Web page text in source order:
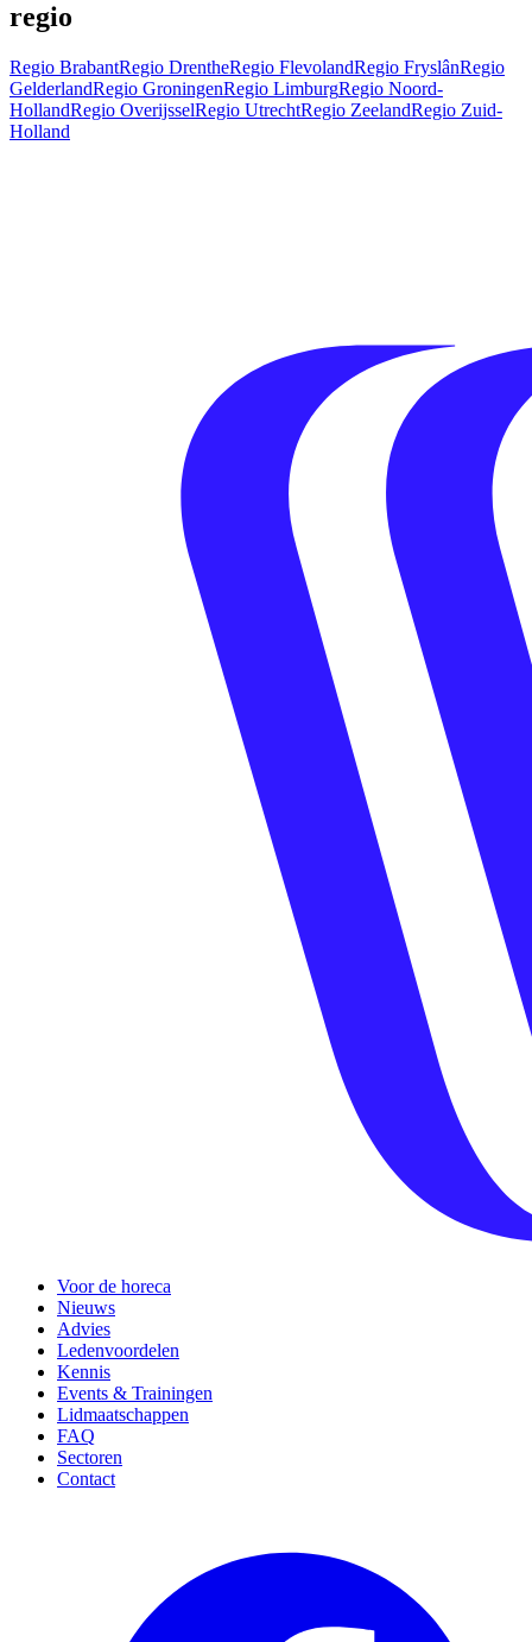
regio
Regio BrabantRegio DrentheRegio FlevolandRegio FryslânRegio
GelderlandRegio GroningenRegio LimburgRegio Noord-
HollandRegio OverijsselRegio UtrechtRegio ZeelandRegio Zuid-
Holland
Voor de horeca
Nieuws
Advies
Ledenvoordelen
Kennis
Events & Trainingen
Lidmaatschappen
FAQ
Sectoren
Contact